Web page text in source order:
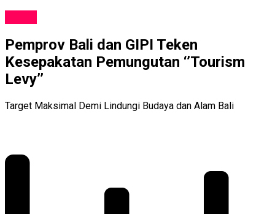
Pemprov Bali dan GIPI Teken
Kesepakatan Pemungutan ‘’Tourism
Levy’’
Target Maksimal Demi Lindungi Budaya dan Alam Bali